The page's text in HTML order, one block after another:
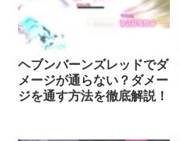
ヘブンバーンズレッドでダ
メージが通らない？ダメー
ジを通す方法を徹底解説！